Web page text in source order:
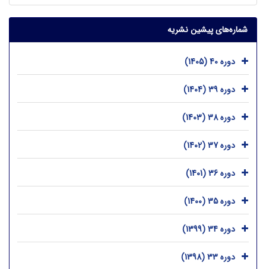
شماره‌های پیشین نشریه
دوره 40 (1405)
دوره 39 (1404)
دوره 38 (1403)
دوره 37 (1402)
دوره 36 (1401)
دوره 35 (1400)
دوره 34 (1399)
دوره 33 (1398)